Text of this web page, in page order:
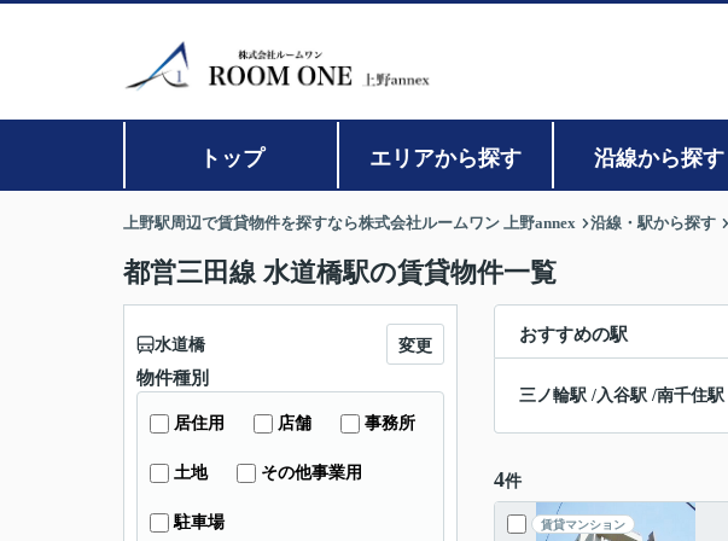
トップ エリアから探す 沿線から探す
上野駅周辺で賃貸物件を探すなら株式会社ルームワン 上野annex 沿線・駅から探す
都営三田線 水道橋駅の賃貸物件一覧
おすすめの駅
三ノ輪駅 /入谷駅 /南千住駅
4件
賃貸マンション
水道橋 変更
物件種別
居住用 店舗 事務所
土地 その他事業用
駐車場